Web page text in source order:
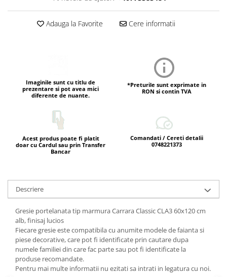
Adauga la Favorite Cere informatii
Imaginile sunt cu titlu de
prezentare si pot avea mici
diferente de nuante.
*Preturile sunt exprimate in
RON si contin TVA
Acest produs poate fi platit
doar cu Cardul sau prin Transfer
Bancar
Comandati / Cereti detalii
0748221373
Descriere
Gresie portelanata tip marmura Carrara Classic CLA3 60x120 cm
alb, finisaj lucios
Fiecare gresie este compatibila cu anumite modele de faianta si
piese decorative, care pot fi identificate prin cautare dupa
numele familiei din care fac parte sau pot fi identificate la
produse recomandate.
Pentru mai multe informatii nu ezitati sa intrati in legatura cu noi.